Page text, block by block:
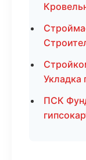
Укладка
ПСК